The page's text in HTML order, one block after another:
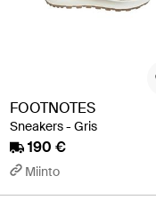
FOOTNOTES
Sneakers - Gris
190 €
Miinto